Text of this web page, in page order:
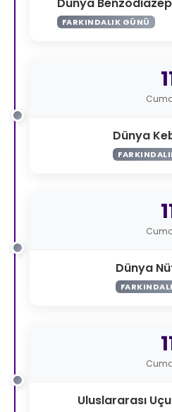
FARKINDALIK GÜNÜ
Dünya
Dünya
Uluslararası